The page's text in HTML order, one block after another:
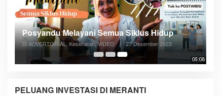
05:08
Posyandu Melayani Semua Siklus Hidup
Di ADVERTORIAL, Kesehatan, VIDEO | 27 Desember 2023
PELUANG INVESTASI DI MERANTI